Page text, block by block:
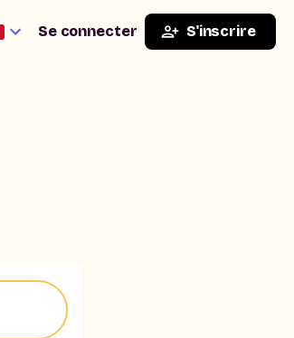
Se connecter S'inscrire